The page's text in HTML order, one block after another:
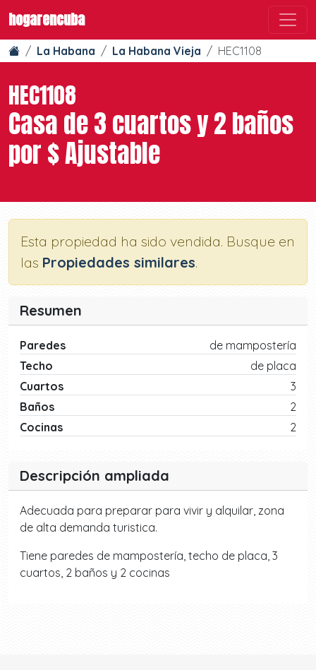
hogarencuba
La Habana La Habana Vieja HEC1108
HEC1108
Casa de 3 cuartos y 2 baños
por $ Ajustable
Esta propiedad ha sido vendida. Busque en
las Propiedades similares.
Resumen
Paredes
de mampostería
Techo
de placa
Cuartos
3
Baños
2
Cocinas
2
Descripción ampliada
Adecuada para preparar para vivir y alquilar, zona
de alta demanda turistica.
Tiene paredes de mampostería, techo de placa, 3
cuartos, 2 baños y 2 cocinas